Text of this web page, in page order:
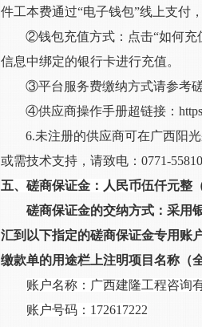
件工本费通过“电子钱包”线上支付
②钱包充值方式：点击“如何充
信息中绑定的银行卡进行充值。
③平台服务费缴纳方式请参考
④供应商操作手册超链接：
6.未注册的供应商可在广西阳
或需技术支持，请致电：0771-
五、磋商保证金：人民币伍仟元整
磋商保证金的交纳方式：采用
汇到以下指定的磋商保证金专用账
缴款单的用途栏上注明项目名称（
账户名称：广西建隆工程咨询
账户号码： 172617222